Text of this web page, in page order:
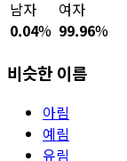
남자
0.04%
여자
99.96%
비슷한 이름
아림
예림
유림